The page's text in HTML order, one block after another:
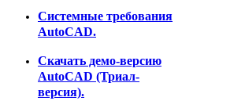
Системные требования
AutoCAD.
Скачать демо-версию
AutoCAD (Триал-
версия).